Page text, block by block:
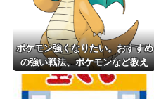
ポケモン強くなりたい。おすすめ
の強い戦法、ポケモンなど教え
て？